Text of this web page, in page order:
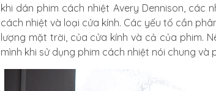
khi dán phim cách nhiệt Avery Dennison, các
cách nhiệt và loại cửa kính. Các yếu tố cần
lượng mặt trời, của cửa kính và cả của phim.
mình khi sử dụng phim cách nhiệt nói chung và